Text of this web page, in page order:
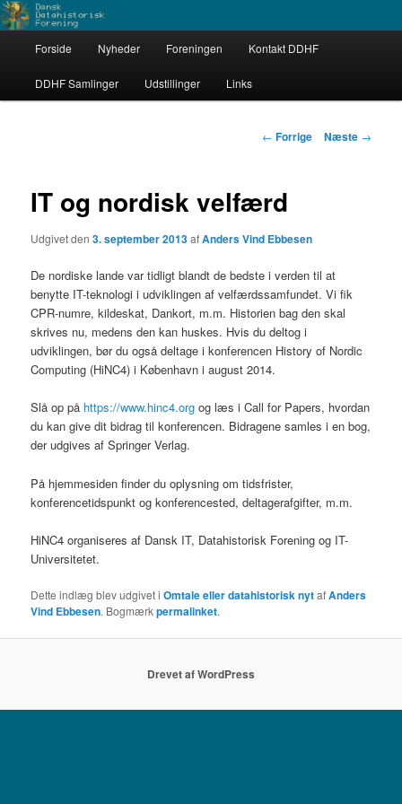
Fortsæt
til
primært
Dansk Datahistorisk Forening
Dataarkæologerne
Forside Nyheder Foreningen Kontakt DDHF
DDHF Samlinger Udstillinger Links
Indlægsnavigation
← Forrige Næste →
IT og nordisk velfærd
Udgivet den3. september 2013afAnders Vind Ebbesen
De nordiske lande var tidligt blandt de bedste i verden til at
benytte IT-teknologi i udviklingen af velfærdssamfundet. Vi fik
CPR-numre, kildeskat, Dankort, m.m. Historien bag den skal
skrives nu, medens den kan huskes. Hvis du deltog i
udviklingen, bør du også deltage i konferencen History of Nordic
Computing (HiNC4) i København i august 2014.
Slå op på https://www.hinc4.org og læs i Call for Papers, hvordan
du kan give dit bidrag til konferencen. Bidragene samles i en bog,
der udgives af Springer Verlag.
På hjemmesiden finder du oplysning om tidsfrister,
konferencetidspunkt og konferencested, deltagerafgifter, m.m.
HiNC4 organiseres af Dansk IT, Datahistorisk Forening og IT-
Universitetet.
Dette indlæg blev udgivet iOmtale eller datahistorisk nytafAnders
Vind Ebbesen. Bogmærkpermalinket.
Drevet af WordPress